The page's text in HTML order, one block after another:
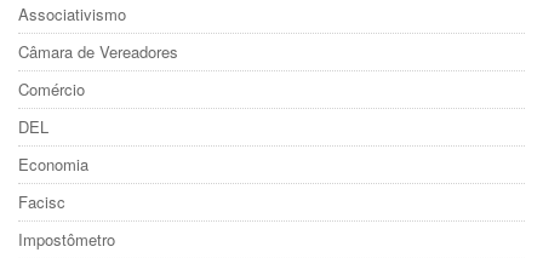
Associativismo
Câmara de Vereadores
Comércio
DEL
Economia
Facisc
Impostômetro